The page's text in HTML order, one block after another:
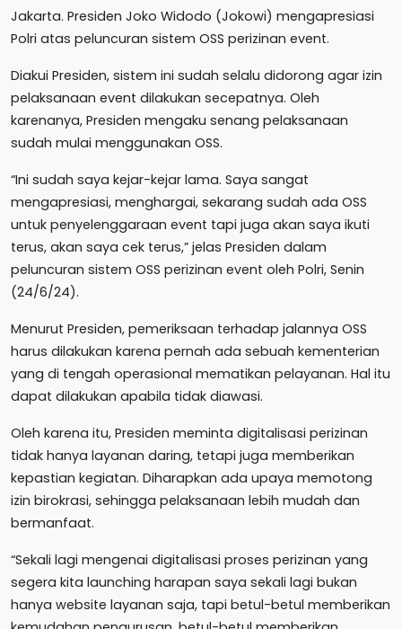
Jakarta. Presiden Joko Widodo (Jokowi) mengapresiasi
Polri atas peluncuran sistem OSS perizinan event.
Diakui Presiden, sistem ini sudah selalu didorong agar izin
pelaksanaan event dilakukan secepatnya. Oleh
karenanya, Presiden mengaku senang pelaksanaan
sudah mulai menggunakan OSS.
“Ini sudah saya kejar-kejar lama. Saya sangat
mengapresiasi, menghargai, sekarang sudah ada OSS
untuk penyelenggaraan event tapi juga akan saya ikuti
terus, akan saya cek terus,” jelas Presiden dalam
peluncuran sistem OSS perizinan event oleh Polri, Senin
(24/6/24).
Menurut Presiden, pemeriksaan terhadap jalannya OSS
harus dilakukan karena pernah ada sebuah kementerian
yang di tengah operasional mematikan pelayanan. Hal itu
dapat dilakukan apabila tidak diawasi.
Oleh karena itu, Presiden meminta digitalisasi perizinan
tidak hanya layanan daring, tetapi juga memberikan
kepastian kegiatan. Diharapkan ada upaya memotong
izin birokrasi, sehingga pelaksanaan lebih mudah dan
bermanfaat.
“Sekali lagi mengenai digitalisasi proses perizinan yang
segera kita launching harapan saya sekali lagi bukan
hanya website layanan saja, tapi betul-betul memberikan